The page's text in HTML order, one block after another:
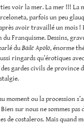
voir la mer. La mer !!! La
parfois un peu
avoir travaillé un mois !
Franquisme. Dessins,
duBaile Apolo, énorme
ringards qu’érotiques
gardes civils de province
moment ou la procession
sur nous ne sommes pas
de costaleros. Mais quand